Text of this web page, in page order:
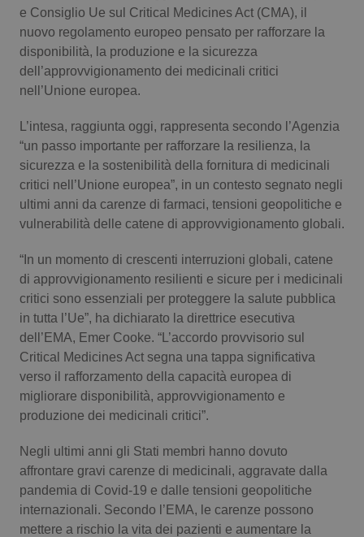
Scienza e Farmaci
Studi e Analisi
Lettere al direttore
Edizioni Regionali
QS Pro
Professionisti Sanitari.AI
Abruzzo
Basilicata
Calabria
Campania
Emilia-Romagna
Friuli Venezia Giulia
QS Pro Gold
Artrite & artrosi
Asma & BPCO
Car-T
Colesterolo & coronaropatie
Dermatite Atopica
QS Club Newsletter
e Consiglio Ue sul Critical Medicines Act (CMA), il
nuovo regolamento europeo pensato per rafforzare la
disponibilità, la produzione e la sicurezza
dell’approvvigionamento dei medicinali critici
nell’Unione europea.
L’intesa, raggiunta oggi, rappresenta secondo l’Agenzia
“un passo importante per rafforzare la resilienza, la
sicurezza e la sostenibilità della fornitura di medicinali
critici nell’Unione europea”, in un contesto segnato negli
ultimi anni da carenze di farmaci, tensioni geopolitiche e
vulnerabilità delle catene di approvvigionamento globali.
“In un momento di crescenti interruzioni globali, catene
di approvvigionamento resilienti e sicure per i medicinali
critici sono essenziali per proteggere la salute pubblica
in tutta l’Ue”, ha dichiarato la direttrice esecutiva
dell’EMA, Emer Cooke. “L’accordo provvisorio sul
Critical Medicines Act segna una tappa significativa
verso il rafforzamento della capacità europea di
migliorare disponibilità, approvvigionamento e
produzione dei medicinali critici”.
Negli ultimi anni gli Stati membri hanno dovuto
affrontare gravi carenze di medicinali, aggravate dalla
pandemia di Covid-19 e dalle tensioni geopolitiche
internazionali. Secondo l’EMA, le carenze possono
mettere a rischio la vita dei pazienti e aumentare la